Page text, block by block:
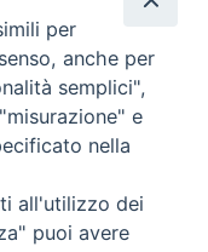
Lunedì e
per
anche per
semplici",
e
nella
all'utilizzo dei
puoi avere